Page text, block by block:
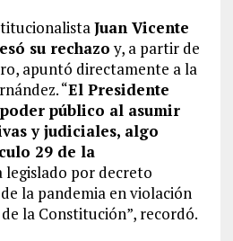
Juan Vicente
su rechazoy, a partir de
apuntó directamente a la
“El Presidente
público al asumir
y judiciales, algo
29 de la
legislado por decreto
la pandemia en violación
la Constitución”, recordó.